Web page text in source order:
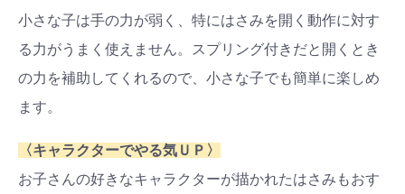
小さな子は手の力が弱く、特にはさみを開く動作に対す
る力がうまく使えません。スプリング付きだと開くとき
の力を補助してくれるので、小さな子でも簡単に楽しめ
ます。
〈キャラクターでやる気ＵＰ〉
お子さんの好きなキャラクターが描かれたはさみもおす